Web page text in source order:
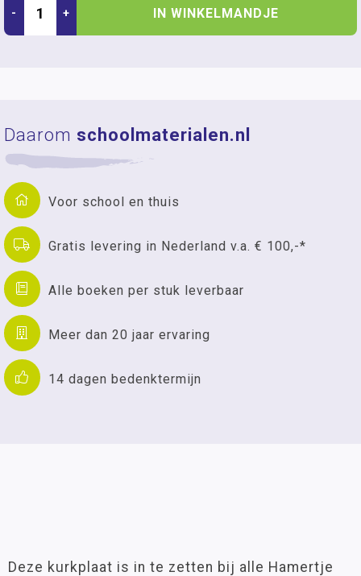
- + IN WINKELMANDJE
Daarom schoolmaterialen.nl
Voor school en thuis
Gratis levering in Nederland v.a. € 100,-*
Alle boeken per stuk leverbaar
Meer dan 20 jaar ervaring
14 dagen bedenktermijn
Deze kurkplaat is in te zetten bij alle Hamertje